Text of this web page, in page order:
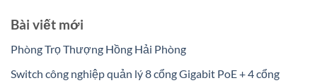
Bài viết mới
Phòng Trọ Thượng Hồng Hải Phòng
Switch công nghiệp quản lý 8 cổng Gigabit PoE + 4 cổng